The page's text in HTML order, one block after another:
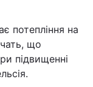
потепління на
що
підвищенні